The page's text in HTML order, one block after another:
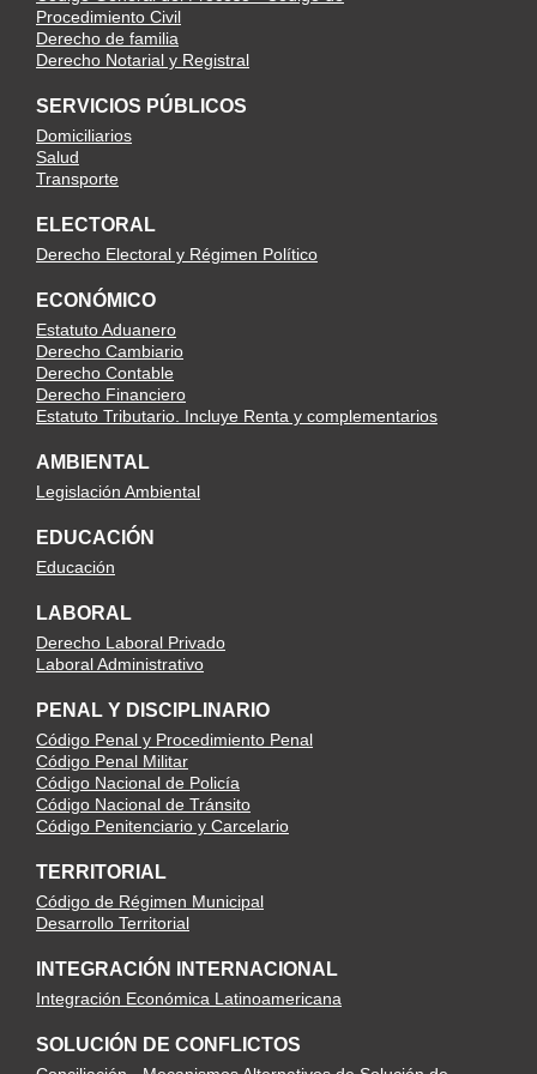
Procedimiento Civil
Derecho de familia
Derecho Notarial y Registral
SERVICIOS PÚBLICOS
Domiciliarios
Salud
Transporte
ELECTORAL
Derecho Electoral y Régimen Político
ECONÓMICO
Estatuto Aduanero
Derecho Cambiario
Derecho Contable
Derecho Financiero
Estatuto Tributario. Incluye Renta y complementarios
AMBIENTAL
Legislación Ambiental
EDUCACIÓN
Educación
LABORAL
Derecho Laboral Privado
Laboral Administrativo
PENAL Y DISCIPLINARIO
Código Penal y Procedimiento Penal
Código Penal Militar
Código Nacional de Policía
Código Nacional de Tránsito
Código Penitenciario y Carcelario
TERRITORIAL
Código de Régimen Municipal
Desarrollo Territorial
INTEGRACIÓN INTERNACIONAL
Integración Económica Latinoamericana
SOLUCIÓN DE CONFLICTOS